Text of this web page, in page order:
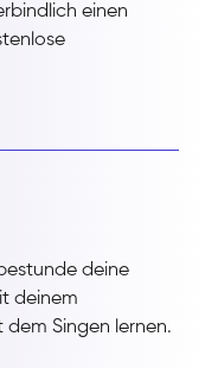
einen
deine
deinem
Singen lernen.